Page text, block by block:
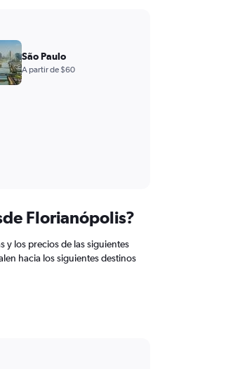
Florianópolis?
y los precios de las siguientes
hacia los siguientes destinos
São Paulo
A partir de $60